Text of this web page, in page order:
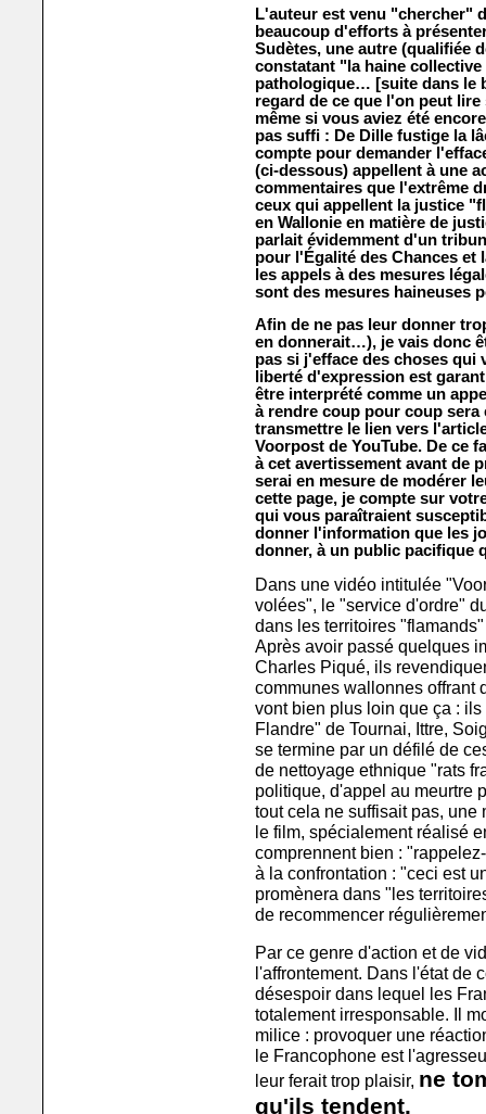
L'auteur est venu "chercher"
beaucoup d'efforts à
Sudètes, une autre (qualifiée
constatant "la haine
pathologique… [suite dans le
regard de ce que l'on peut lire
même si vous aviez été
pas suffi : De Dille fustige la
compte pour demander
(ci-dessous) appellent à une
commentaires que l'extrême
ceux qui appellent la justice
en Wallonie en matière de
parlait évidemment d'un
pour l'Égalité des Chances et
les appels à des mesures
sont des mesures haineuses
Afin de ne pas leur donner
en donnerait…), je vais donc
pas si j'efface des choses qui
liberté d'expression est
être interprété comme un
à rendre coup pour coup sera
transmettre le lien vers
Voorpost de YouTube. De ce
à cet avertissement avant de
serai en mesure de modérer
cette page, je compte sur
qui vous paraîtraient
donner l'information que les
donner, à un public pacifique
Dans une vidéo intitulée
volées", le "service d'ordre"
dans les territoires
Après avoir passé quelques
Charles Piqué, ils
communes wallonnes offrant
vont bien plus loin que ça :
Flandre" de Tournai, Ittre,
se termine par un défilé de
de nettoyage ethnique "rats
politique, d'appel au meurtre
tout cela ne suffisait pas,
le film, spécialement réalisé
comprennent bien :
à la confrontation : "ceci est
promènera dans "les
de recommencer
Par ce genre d'action et de
l'affrontement. Dans l'état de
désespoir dans lequel les
totalement irresponsable. Il
milice : provoquer une
le Francophone est
leur ferait trop plaisir, ne
qu'ils tendent.